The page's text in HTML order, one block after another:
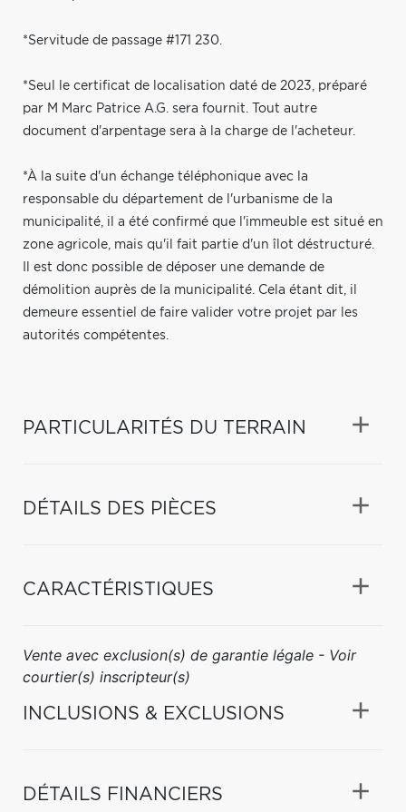
*Servitude de passage #171 230.
*Seul le certificat de localisation daté de 2023, préparé
par M Marc Patrice A.G. sera fournit. Tout autre
document d'arpentage sera à la charge de l'acheteur.
*À la suite d'un échange téléphonique avec la
responsable du département de l'urbanisme de la
municipalité, il a été confirmé que l'immeuble est situé en
zone agricole, mais qu'il fait partie d'un îlot déstructuré.
Il est donc possible de déposer une demande de
démolition auprès de la municipalité. Cela étant dit, il
demeure essentiel de faire valider votre projet par les
autorités compétentes.
PARTICULARITÉS DU TERRAIN
DÉTAILS DES PIÈCES
CARACTÉRISTIQUES
Vente avec exclusion(s) de garantie légale - Voir
courtier(s) inscripteur(s)
INCLUSIONS & EXCLUSIONS
DÉTAILS FINANCIERS